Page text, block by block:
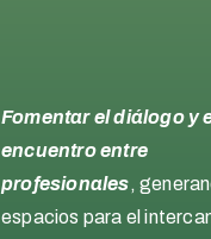
Fomentar el diálogo y
encuentro entre
profesionales,
espacios para el